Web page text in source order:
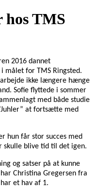
hos TMS
2016 dannet
målet for TMS Ringsted.
ikke længere hænge
Sofie flyttede i sommer
med både studie
at fortsætte med
hun får stor succes med
skulle blive tid til det igen.
og satser på at kunne
Christina Gregersen fra
et hav af 1.